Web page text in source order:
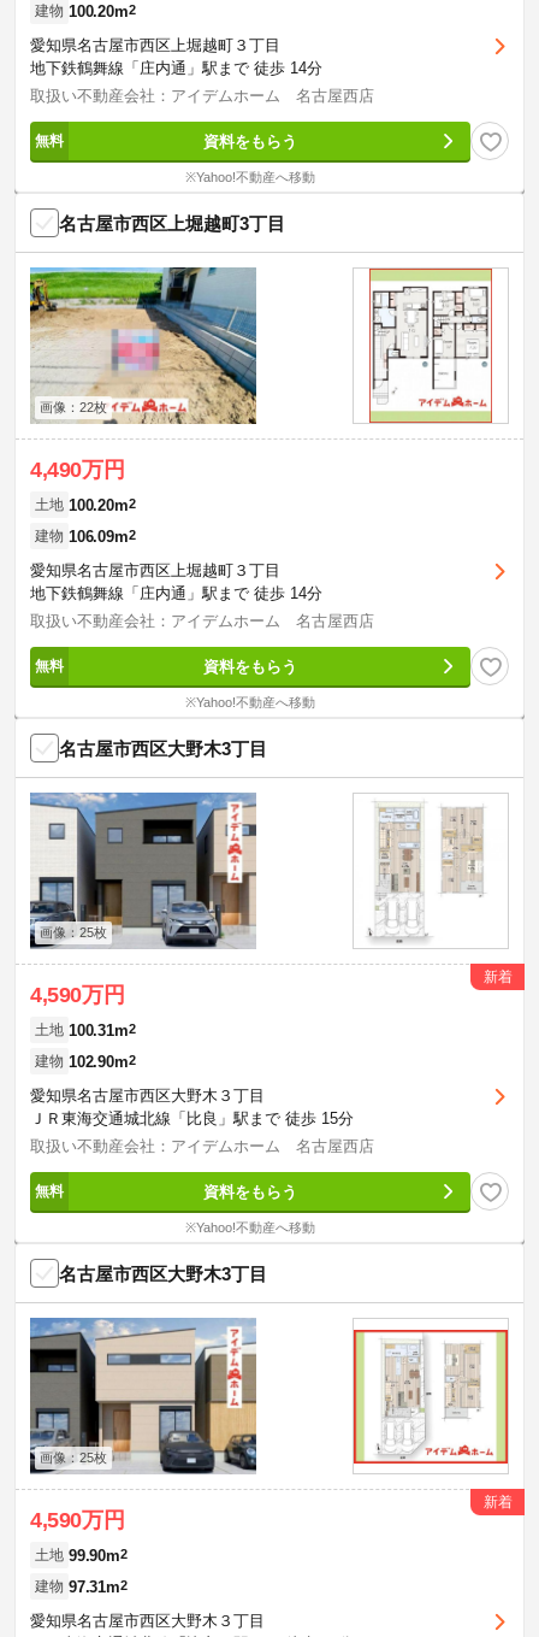
建物 100.20m2
愛知県名古屋市西区上堀越町３丁目
地下鉄鶴舞線「庄内通」駅まで 徒歩 14分
取扱い不動産会社：アイデムホーム 名古屋西店
資料をもらう
※Yahoo!不動産へ移動
名古屋市西区上堀越町3丁目
画像：22枚
4,490万円
土地 100.20m2
建物 106.09m2
愛知県名古屋市西区上堀越町３丁目
地下鉄鶴舞線「庄内通」駅まで 徒歩 14分
取扱い不動産会社：アイデムホーム 名古屋西店
資料をもらう
※Yahoo!不動産へ移動
名古屋市西区大野木3丁目
画像：25枚
4,590万円
新着
土地 100.31m2
建物 102.90m2
愛知県名古屋市西区大野木３丁目
ＪＲ東海交通城北線「比良」駅まで 徒歩 15分
取扱い不動産会社：アイデムホーム 名古屋西店
資料をもらう
※Yahoo!不動産へ移動
名古屋市西区大野木3丁目
画像：25枚
4,590万円
新着
土地 99.90m2
建物 97.31m2
愛知県名古屋市西区大野木３丁目